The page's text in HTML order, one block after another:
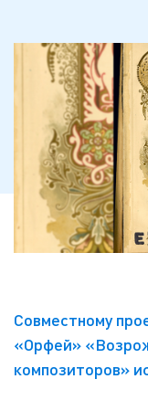
Совместному
«Орфей»
композиторов»